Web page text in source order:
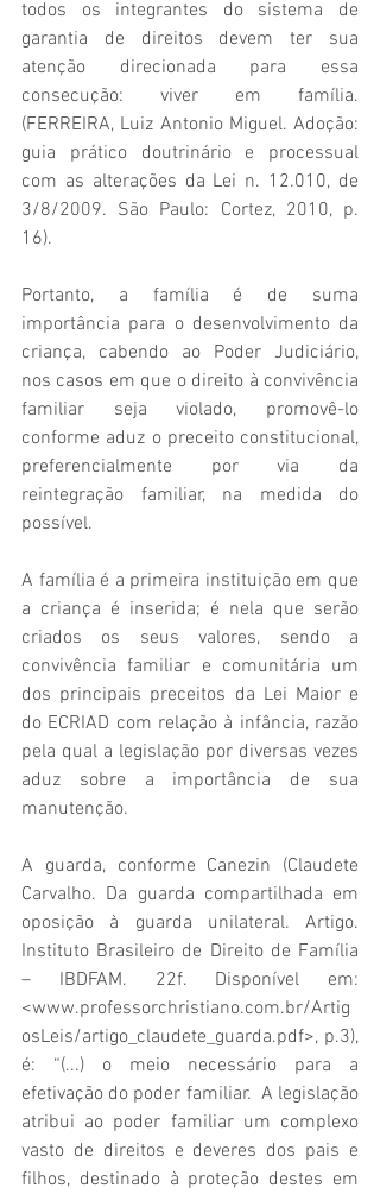
todos os integrantes do sistema de
garantia de direitos devem ter sua
atenção direcionada para essa
consecução: viver em família.
(FERREIRA, Luiz Antonio Miguel. Adoção:
guia prático doutrinário e processual
com as alterações da Lei n. 12.010, de
3/8/2009. São Paulo: Cortez, 2010, p.
16).
Portanto, a família é de suma
importância para o desenvolvimento da
criança, cabendo ao Poder Judiciário,
nos casos em que o direito à convivência
familiar seja violado, promovê-lo
conforme aduz o preceito constitucional,
preferencialmente por via da
reintegração familiar, na medida do
possível.
A família é a primeira instituição em que
a criança é inserida; é nela que serão
criados os seus valores, sendo a
convivência familiar e comunitária um
dos principais preceitos da Lei Maior e
do ECRIAD com relação à infância, razão
pela qual a legislação por diversas vezes
aduz sobre a importância de sua
manutenção.
A guarda, conforme Canezin (Claudete
Carvalho. Da guarda compartilhada em
oposição à guarda unilateral. Artigo.
Instituto Brasileiro de Direito de Família
– IBDFAM. 22f. Disponível em:
<www.professorchristiano.com.br/Artig
osLeis/artigo_claudete_guarda.pdf>, p.3),
é: “(...) o meio necessário para a
efetivação do poder familiar.  A legislação
atribui ao poder familiar um complexo
vasto de direitos e deveres dos pais e
filhos, destinado à proteção destes em